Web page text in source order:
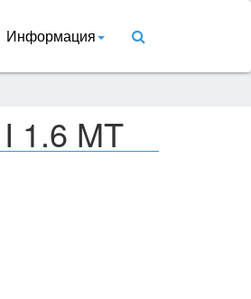
Информация
1.6 MT